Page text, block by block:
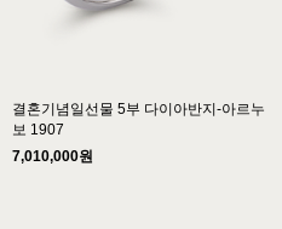
결혼기념일선물 5부 다이아반지-아르누
보 1907
7,010,000원